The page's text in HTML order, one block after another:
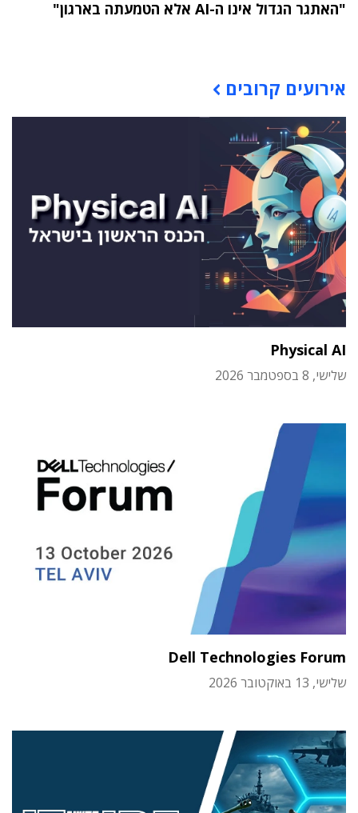
"האתגר הגדול אינו ה-AI אלא הטמעתה בארגון"
אירועים קרובים
Physical AI
שלישי, 8 בספטמבר 2026
Dell Technologies Forum
שלישי, 13 באוקטובר 2026